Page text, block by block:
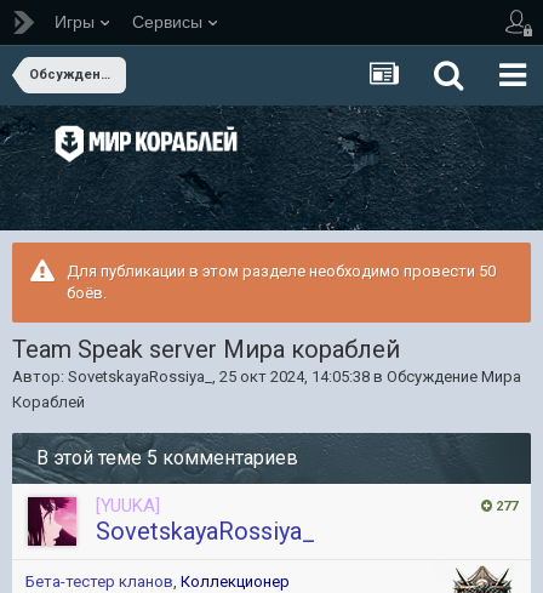
Игры Сервисы
Обсуждение Мира Кораблей
Для публикации в этом разделе необходимо провести 50
боёв.
Team Speak server Мира кораблей
Автор: SovetskayaRossiya_ , 25 окт 2024, 14:05:38 в Обсуждение Мира
Кораблей
В этой теме 5 комментариев
277
[YUUKA]
SovetskayaRossiya_
Бета-тестер кланов, Коллекционер